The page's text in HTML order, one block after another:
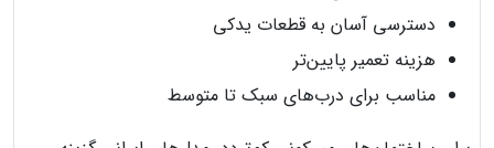
دسترسی آسان به قطعات یدکی
هزینه تعمیر پایین‌تر
مناسب برای درب‌های سبک تا متوسط